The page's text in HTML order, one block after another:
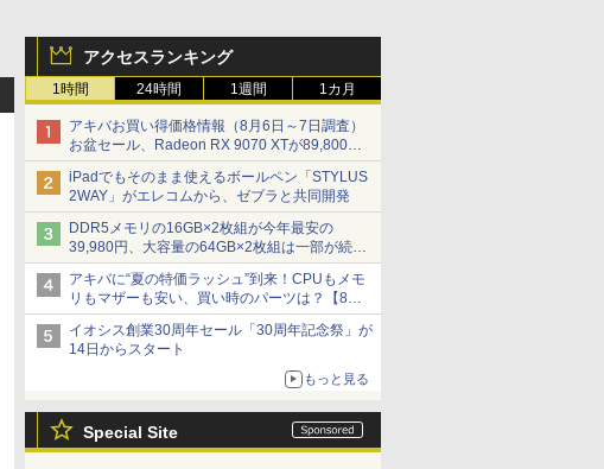
アクセスランキング
1時間 24時間 1週間 1カ月
アキバお買い得価格情報（8月6日～7日調査）
お盆セール、Radeon RX 9070 XTが89,800
円、水平周波数24.8kHz対応の17型モニターが
9,801円、暑さ指数連動セール ほか
iPadでもそのまま使えるボールペン「STYLUS
2WAY」がエレコムから、ゼブラと共同開発
DDR5メモリの16GB×2枚組が今年最安の
39,980円、大容量の64GB×2枚組は一部が続騰
[8月前半のメモリ価格]
アキバに“夏の特価ラッシュ”到来！CPUもメモ
リもマザーも安い、買い時のパーツは？【8月7
日(金)22時配信】
イオシス創業30周年セール「30周年記念祭」が
14日からスタート
もっと見る
Special Site